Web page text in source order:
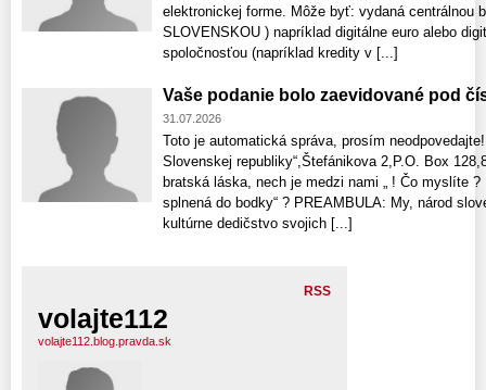
elektronickej forme. Môže byť: vydaná centrálnou
SLOVENSKOU ) napríklad digitálne euro alebo
spoločnosťou (napríklad kredity v [...]
Vaše podanie bolo zaevidované pod
31.07.2026
Toto je automatická správa, prosím
Slovenskej republiky“,Štefánikova 2,P.O. Box
bratská láska, nech je medzi nami „ ! Čo myslíte
splnená do bodky“ ? PREAMBULA: My, národ
kultúrne dedičstvo svojich [...]
RSS
volajte112
volajte112.blog.pravda.sk